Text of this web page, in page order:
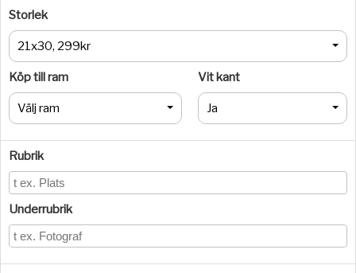
Storlek
21x30, 299kr
Köp till ram
Välj ram
Vit kant
Ja
Rubrik
Underrubrik